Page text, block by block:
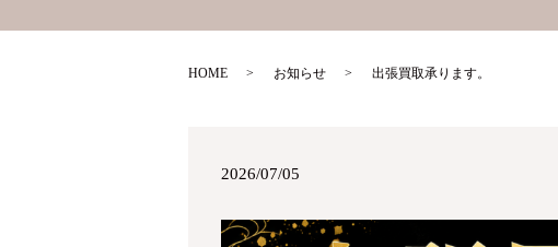
HOME お知らせ 出張買取承ります。
2026/07/05